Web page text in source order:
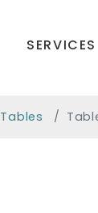
SERVICES
Tables